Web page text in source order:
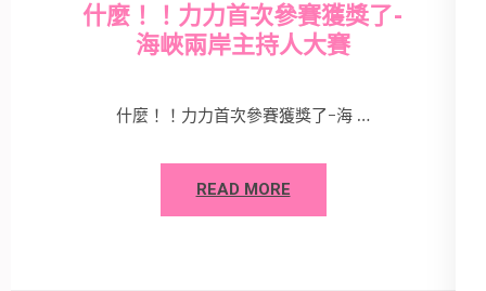
什麼！！力力首次參賽獲獎了-
海峽兩岸主持人大賽
什麼！！力力首次參賽獲獎了-海 …
READ MORE